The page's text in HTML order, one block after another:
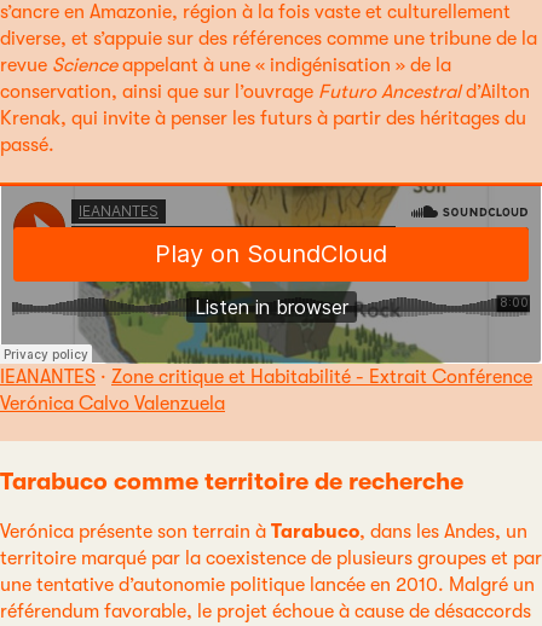
s’ancre en Amazonie, région à la fois vaste et culturellement
diverse, et s’appuie sur des références comme une tribune de la
revue Scienceappelant à une « indigénisation » de la
conservation, ainsi que sur l’ouvrage Futuro Ancestrald’Ailton
Krenak, qui invite à penser les futurs à partir des héritages du
passé.
IEANANTES · Zone critique et Habitabilité - Extrait Conférence
Verónica Calvo Valenzuela
Tarabuco comme territoire de recherche
Verónica présente son terrain à Tarabuco, dans les Andes, un
territoire marqué par la coexistence de plusieurs groupes et par
une tentative d’autonomie politique lancée en 2010. Malgré un
référendum favorable, le projet échoue à cause de désaccords